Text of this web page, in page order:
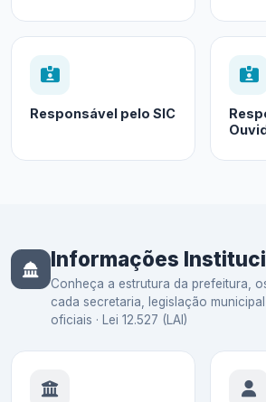
Responsável pelo SIC
Informações
Conheça a estrutura da prefeitura,
cada secretaria, legislação
oficiais · Lei 12.527 (LAI)